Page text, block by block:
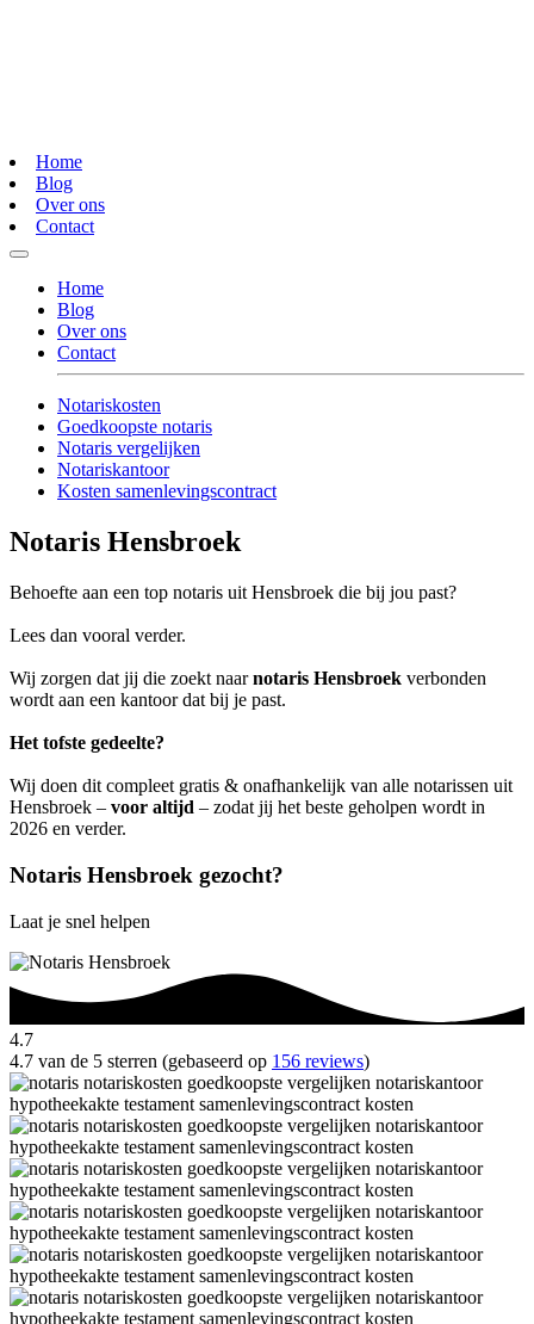
Home
Blog
Over ons
Contact
Home
Blog
Over ons
Contact
Notariskosten
Goedkoopste notaris
Notaris vergelijken
Notariskantoor
Kosten samenlevingscontract
Notaris Hensbroek
Behoefte aan een top notaris uit Hensbroek die bij jou past?
Lees dan vooral verder.
Wij zorgen dat jij die zoekt naarnotaris Hensbroek verbonden
wordt aan een kantoor dat bij je past.
Het tofste gedeelte?
Wij doen dit compleet gratis & onafhankelijk van alle notarissen uit
Hensbroek – voor altijd – zodat jij het beste geholpen wordt in
2026 en verder.
Notaris Hensbroek gezocht?
Laat je snel helpen
4.7
4.7 van de 5 sterren (gebaseerd op 156 reviews)